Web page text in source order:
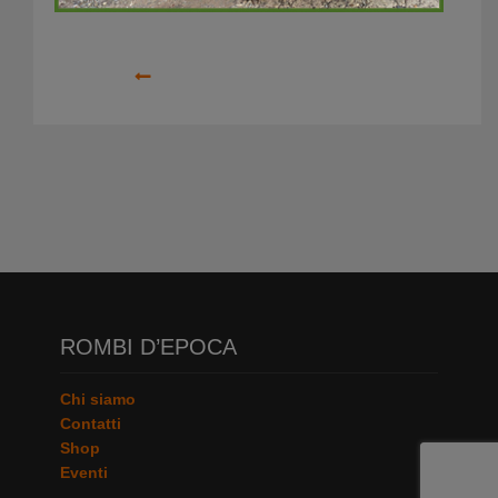
ROMBI D’EPOCA
Chi siamo
Contatti
Shop
Eventi